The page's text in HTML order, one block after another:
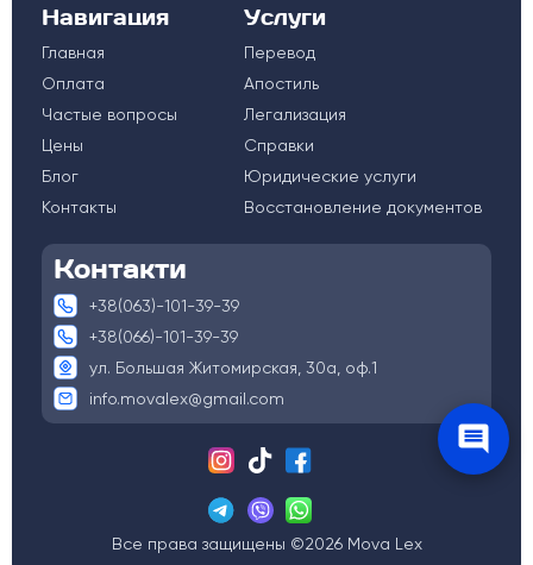
Навигация
Главная
Оплата
Частые вопросы
Цены
Блог
Контакты
Услуги
Перевод
Апостиль
Легализация
Справки
Юридические услуги
Восстановление документов
Контакти
+38(063)-101-39-39
+38(066)-101-39-39
ул. Большая Житомирская, 30а, оф.1
info.movalex@gmail.com
Все права защищены ©2026 Mova Lex